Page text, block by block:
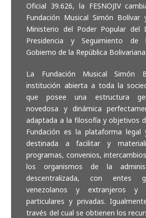
Oficial 39.626, la FESNOJIV
Fundación Musical Simón
Ministerio del Poder Popular del
Presidencia y Seguimiento
Gobierno de la República
La Fundación Musical Simón
institución abierta a toda la
que posee una estructura
novedosa y dinámica
adaptada a la filosofía y objetivos
Fundación es la plataforma legal
destinada a facilitar y
programas, convenios,
los organismos de la
descentralizada, con entes
venezolanos y extranjeros y
particulares y privadas.
través del cual se obtienen los